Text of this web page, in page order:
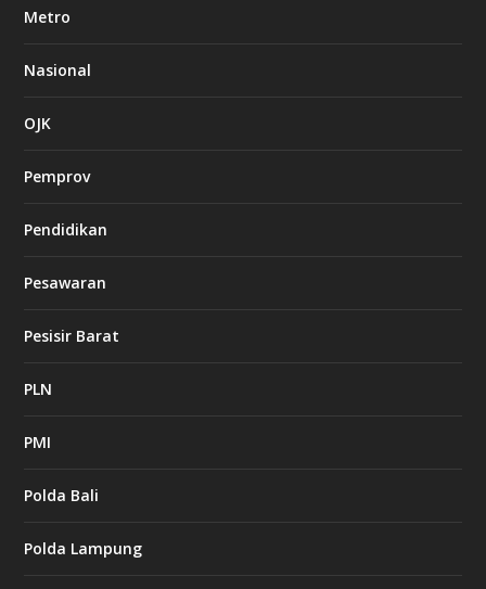
Metro
Nasional
OJK
Pemprov
Pendidikan
Pesawaran
Pesisir Barat
PLN
PMI
Polda Bali
Polda Lampung